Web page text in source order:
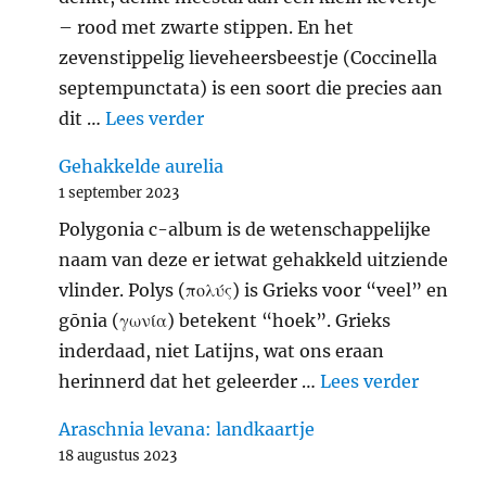
– rood met zwarte stippen. En het
zevenstippelig lieveheersbeestje (Coccinella
septempunctata) is een soort die precies aan
dit …Lees verder"Zevenstippelig
Gehakkelde aurelia
1 september 2023
Polygonia c-album is de wetenschappelijke
naam van deze er ietwat gehakkeld uitziende
vlinder. Polys (πολύς) is Grieks voor “veel” en
gōnia (γωνία) betekent “hoek”. Grieks
inderdaad, niet Latijns, wat ons eraan
herinnerd dat het geleerder …Lees verder
Araschnia levana: landkaartje
18 augustus 2023